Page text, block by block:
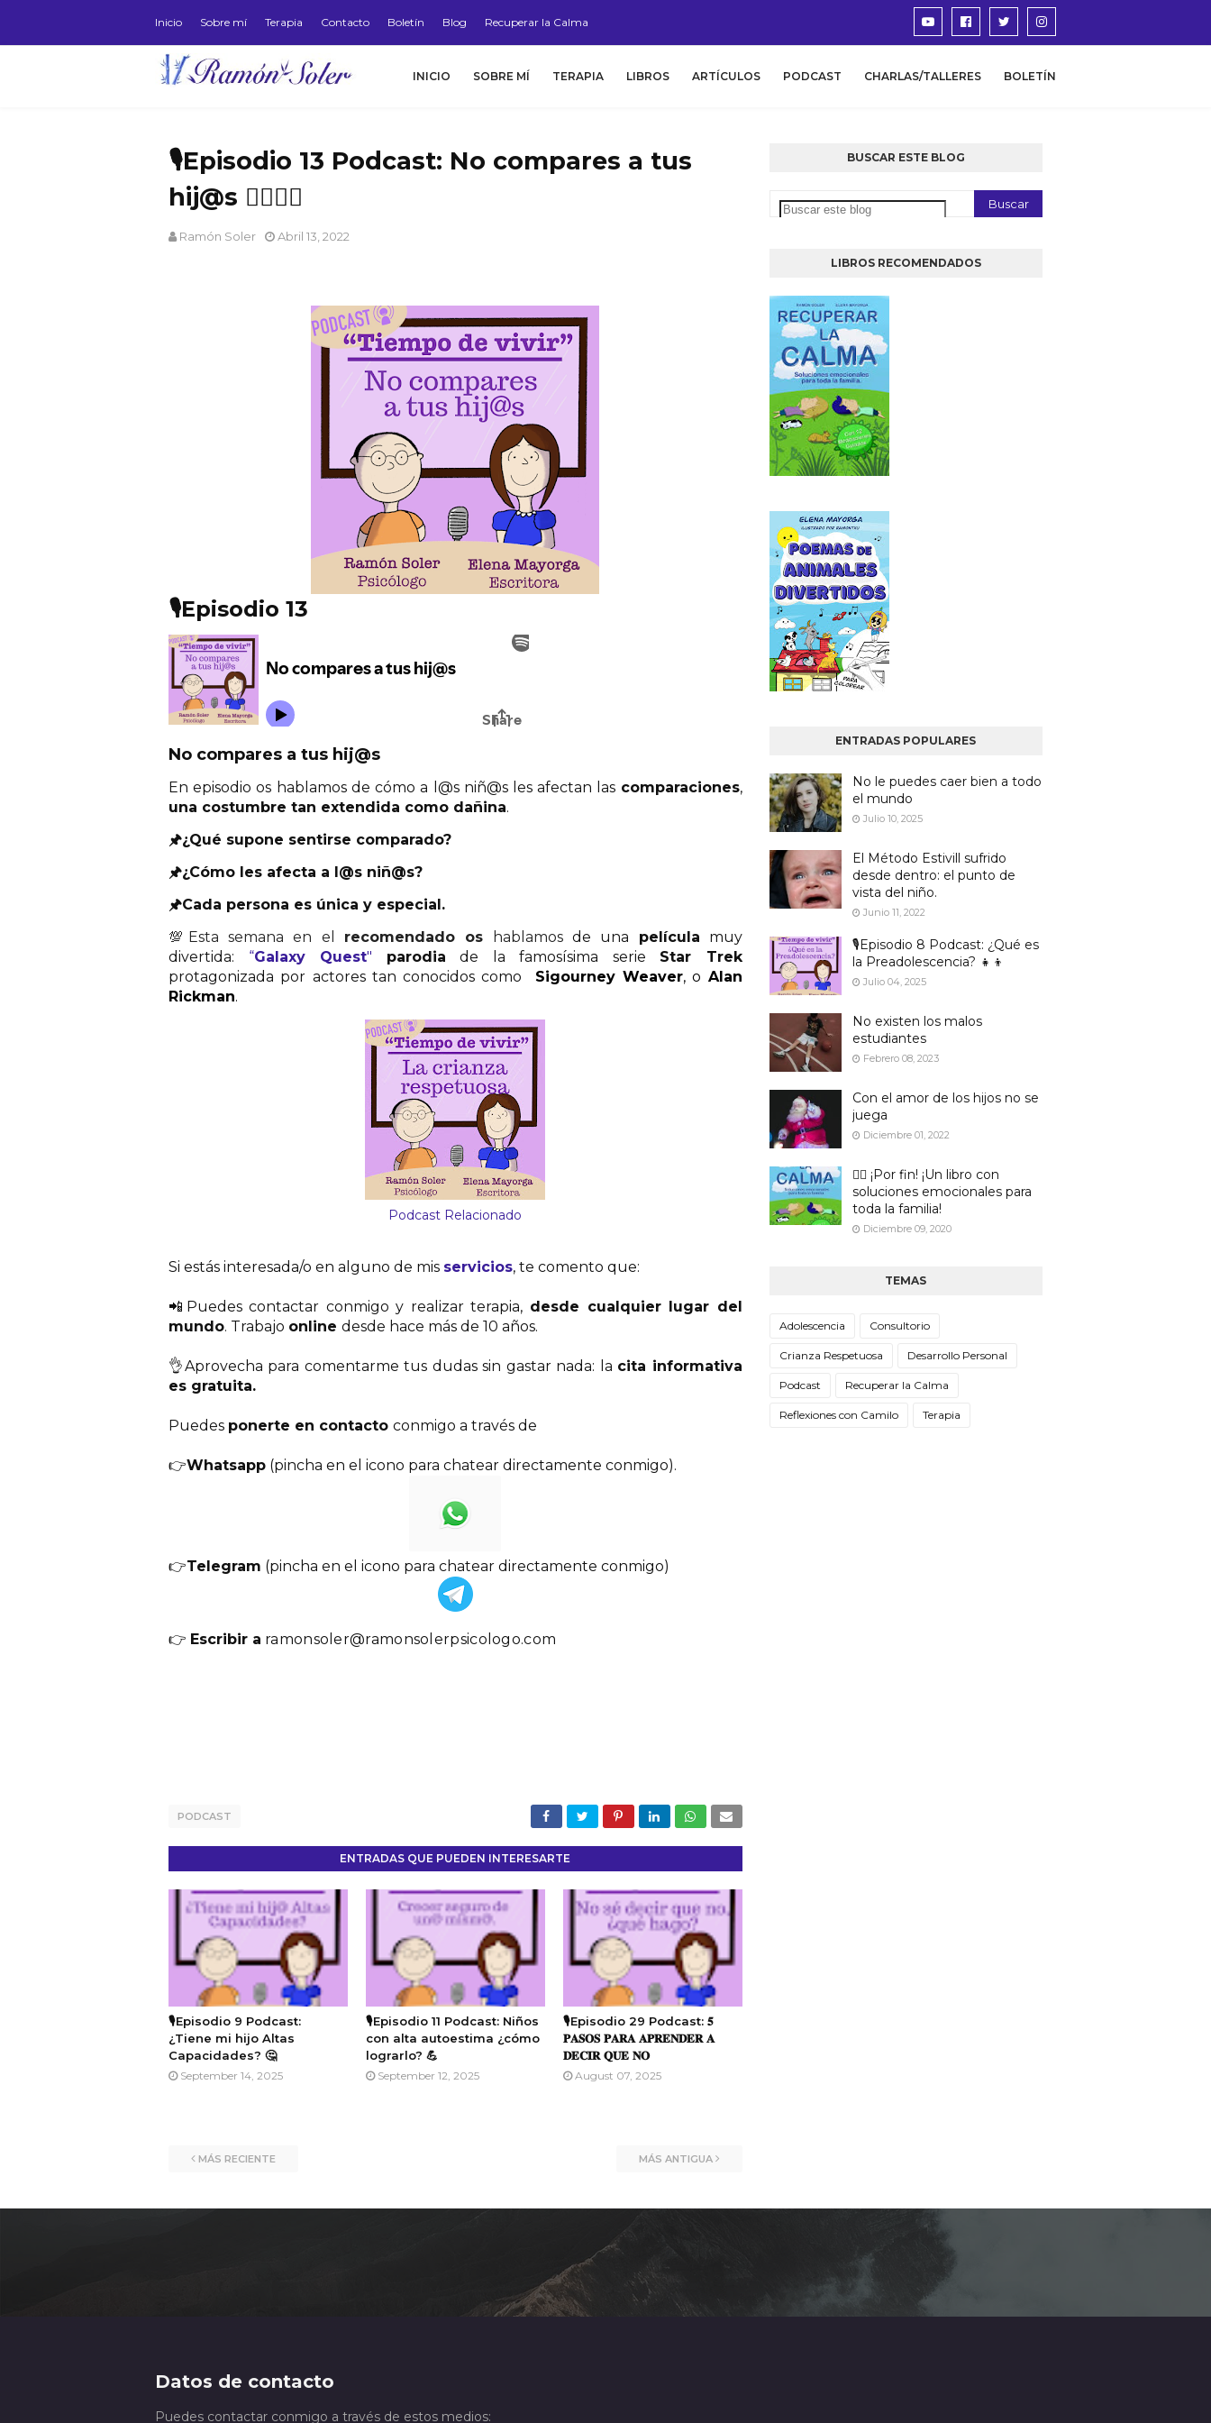
Inicio Sobre mí Terapia Contacto Boletín Blog Recuperar la Calma
INICIO SOBRE MÍ TERAPIA LIBROS ARTÍCULOS PODCAST CHARLAS/TALLERES BOLETÍN
🎙️Episodio 13 Podcast: No compares a tus
hij@s 🙅‍♀️🙅‍♂️
Ramón Soler Abril 13, 2022
🎙️Episodio 13
No compares a tus hij@s
En episodio os hablamosdecómo a l@s niñ@s les afectan las comparaciones,
una costumbre tan extendida como dañina.
🖈¿Qué supone sentirse comparado?
🖈¿Cómo les afecta a l@s niñ@s?
🖈Cada persona es única y especial.
💯 Esta semana en el recomendado os hablamos de una película muy
divertida: “Galaxy Quest" parodia de la famosísima serie Star Trek
protagonizada por actores tan conocidos como
Sigourney Weaver, o Alan
Rickman.
Podcast Relacionado
Si estás interesada/o en alguno de mis servicios, te comento que:
📲 Puedes contactar conmigo y realizar terapia, desde cualquier lugar del
mundo. Trabajo online desde hace más de 10 años.
👌Aprovecha para comentarme tus dudas sin gastar nada: la cita informativa
es gratuita.
Puedes ponerte en contacto conmigo a través de
👉Whatsapp (pincha en el icono para chatear directamente conmigo).
👉Telegram (pincha en el icono para chatear directamente conmigo)
👉 Escribir a ramonsoler@ramonsolerpsicologo.com
PODCAST
ENTRADAS QUE PUEDEN INTERESARTE
🎙️Episodio 9 Podcast:
¿Tiene mi hijo Altas
Capacidades? 🤔
September 14, 2025
🎙️Episodio 11 Podcast: Niños
con alta autoestima ¿cómo
lograrlo? 💪
September 12, 2025
🎙️Episodio 29 Podcast: 𝟓
𝐏𝐀𝐒𝐎𝐒 𝐏𝐀𝐑𝐀 𝐀𝐏𝐑𝐄𝐍𝐃𝐄𝐑 𝐀
𝐃𝐄𝐂𝐈𝐑 𝐐𝐔𝐄 𝐍𝐎
August 07, 2025
MÁS RECIENTE MÁS ANTIGUA
BUSCAR ESTE BLOG
LIBROS RECOMENDADOS
ENTRADAS POPULARES
No le puedes caer bien a todo
el mundo
Julio 10, 2025
El Método Estivill sufrido
desde dentro: el punto de
vista del niño.
Junio 11, 2022
🎙️Episodio 8 Podcast: ¿Qué es
la Preadolescencia? 👧👦
Julio 04, 2025
No existen los malos
estudiantes
Febrero 08, 2023
Con el amor de los hijos no se
juega
Diciembre 01, 2022
🙋‍♀️ ¡Por fin! ¡Un libro con
soluciones emocionales para
toda la familia!
Diciembre 09, 2020
TEMAS
Adolescencia Consultorio
Crianza Respetuosa Desarrollo Personal
Podcast Recuperar la Calma
Reflexiones con Camilo Terapia
Datos de contacto
Puedes contactar conmigo a través de estos medios: